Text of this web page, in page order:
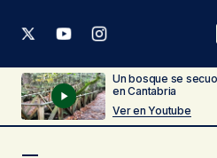
Un bosque se
en Cantabria
Ver en Youtube